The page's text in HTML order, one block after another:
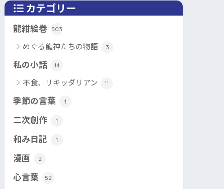
カテゴリー
龍紺絵巻 503
めぐる龍神たちの物語 3
私の小話 14
不食、リキッダリアン 11
季節の言葉 1
二次創作 1
和み日記 1
漫画 2
心言葉 52